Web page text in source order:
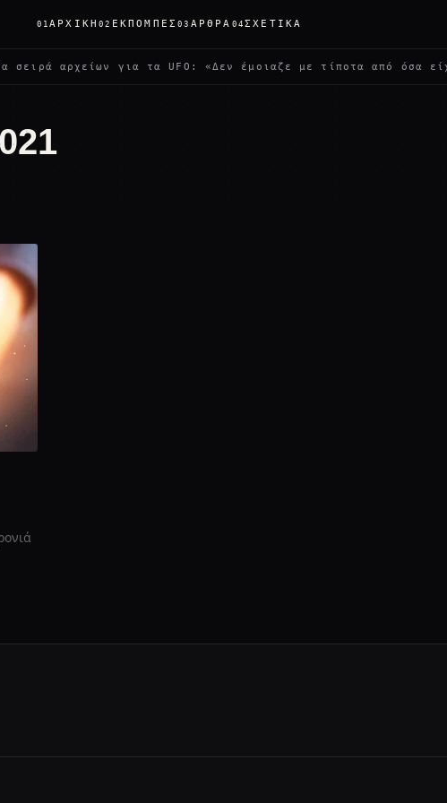
01 ΑΡΧΙΚΉ02 ΕΚΠΟΜΠΈΣ03 ΆΡΘΡΑ 04ΣΧΕΤΙΚΆ
σειρά αρχείων για τα UFO: «Δεν έμοιαζε με τίποτα από όσα είχα